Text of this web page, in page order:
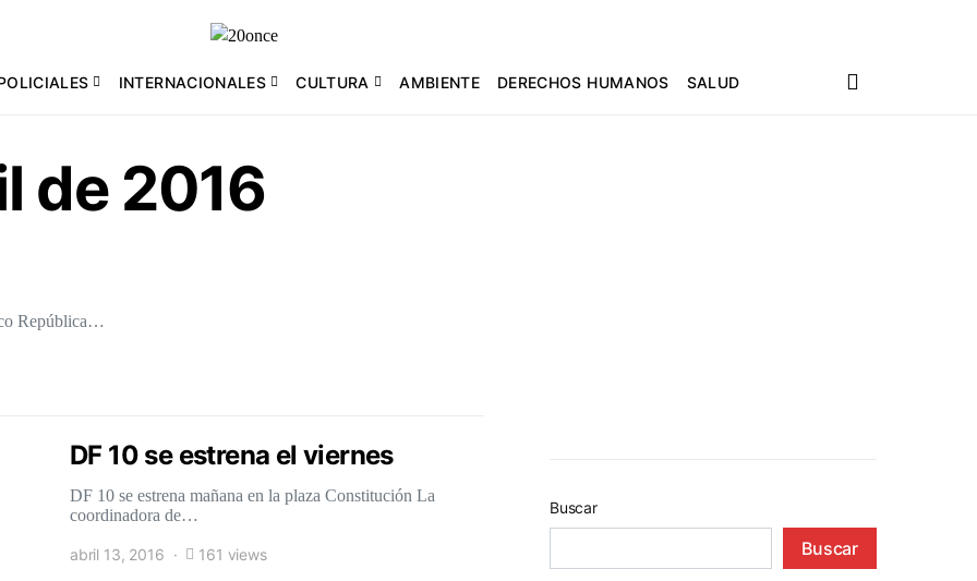
INTERNACIONALES CULTURA AMBIENTE DERECHOS HUMANOS SALUD
de 2016
República…
DF 10 se estrena el viernes
DF 10 se estrena mañana en la plaza Constitución La
coordinadora de…
abril 13, 2016 161 views
Buscar
Buscar